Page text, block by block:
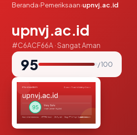
Beranda›Pemeriksaan›upnvj.ac.id
upnvj.ac.id
#C6ACF66A · Sangat Aman
95 / 100